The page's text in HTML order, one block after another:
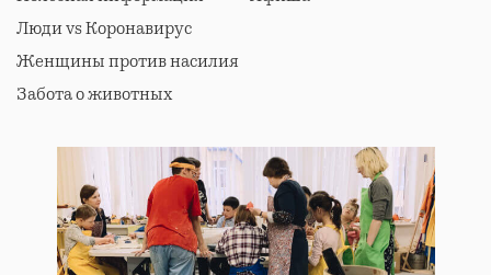
Люди vs Коронавирус
Женщины против насилия
Забота о животных